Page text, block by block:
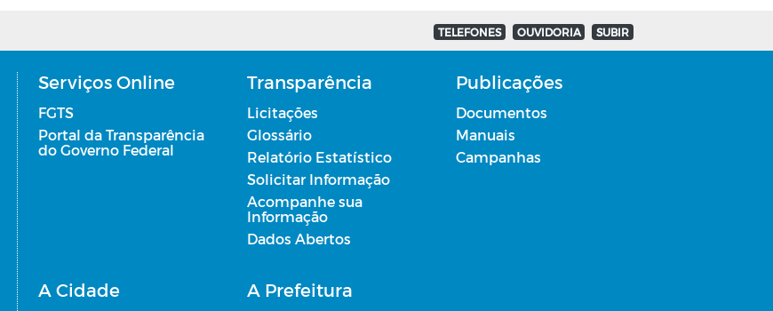
TELEFONES OUVIDORIA SUBIR
Serviços Online
FGTS
Portal da Transparência
do Governo Federal
Transparência
Licitações
Glossário
Relatório Estatístico
Solicitar Informação
Acompanhe sua
Informação
Dados Abertos
Publicações
Documentos
Manuais
Campanhas
A Cidade A Prefeitura